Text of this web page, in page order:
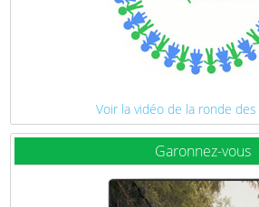
Voir la vidéo de la ronde
Garonnez-vous